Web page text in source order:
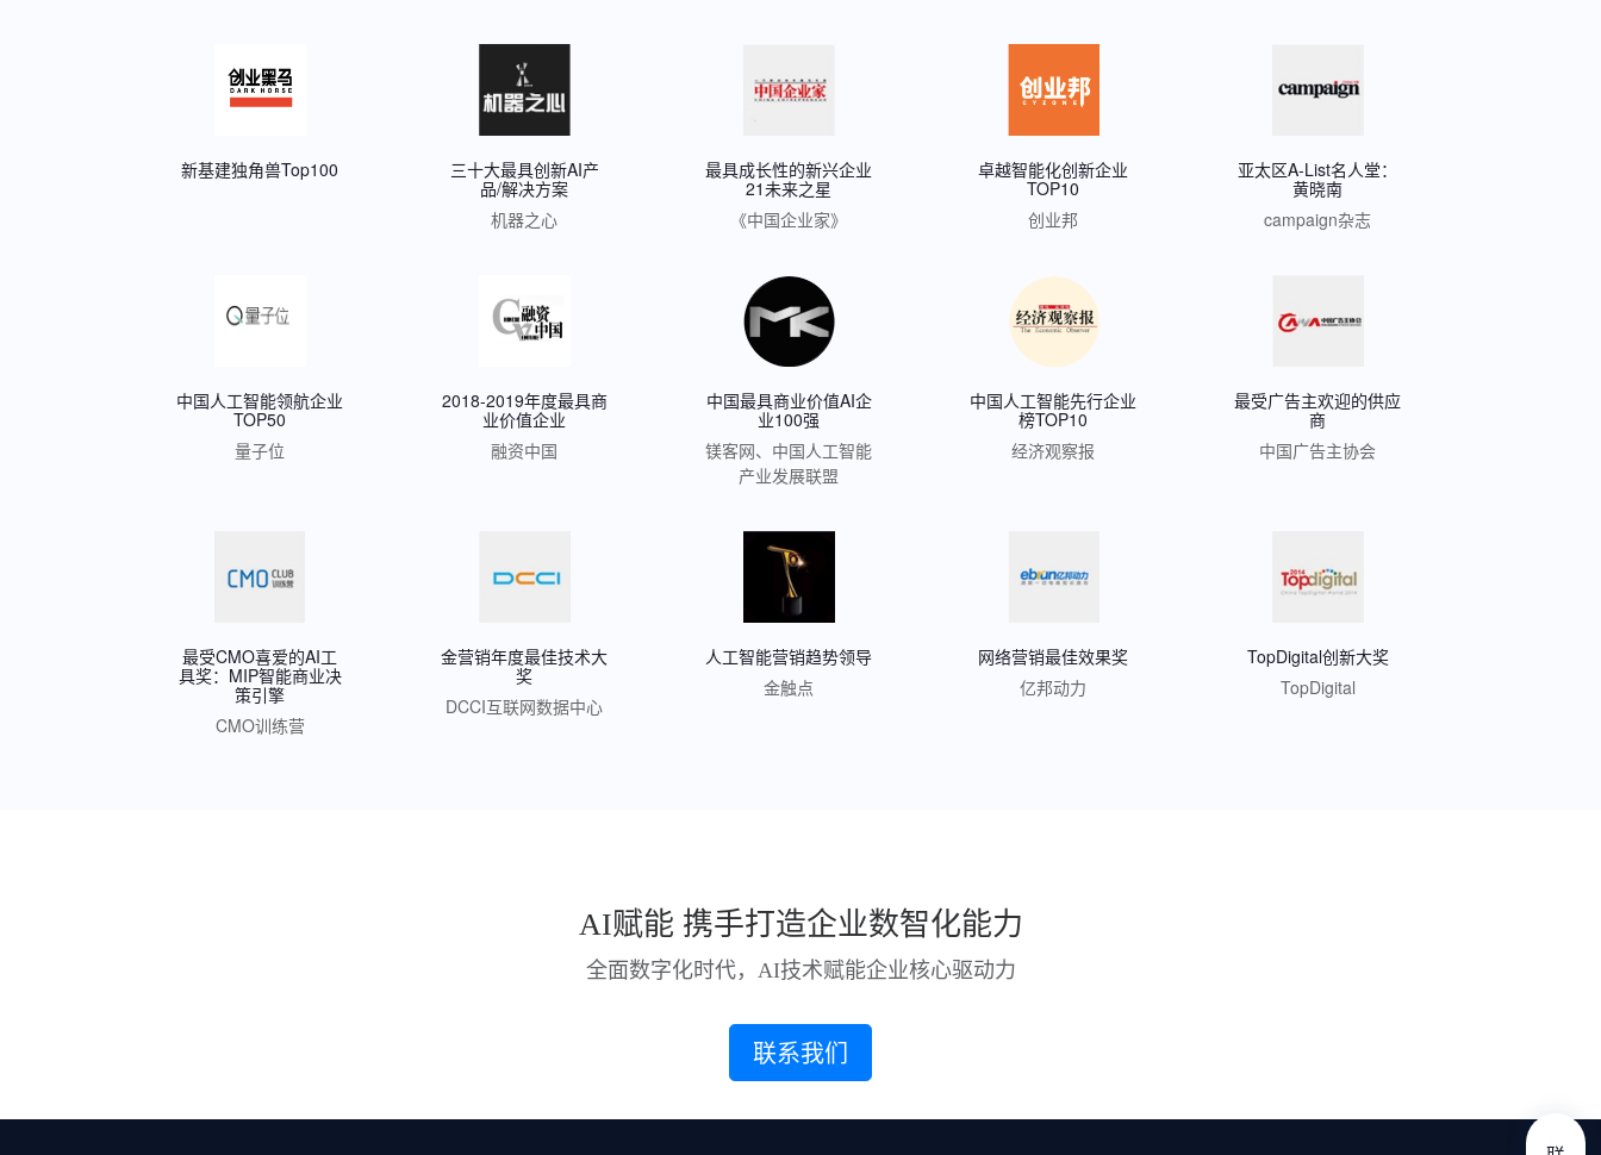
新基建独角兽Top100
三十大最具创新AI产
品/解决方案
机器之心
最具成长性的新兴企业
21未来之星
《中国企业家》
卓越智能化创新企业
TOP10
创业邦
亚太区A-List名人堂：
黄晓南
campaign杂志
中国人工智能领航企业
TOP50
量子位
2018-2019年度最具商
业价值企业
融资中国
中国最具商业价值AI企
业100强
镁客网、中国人工智能
产业发展联盟
中国人工智能先行企业
榜TOP10
经济观察报
最受广告主欢迎的供应
商
中国广告主协会
最受CMO喜爱的AI工
具奖：MIP智能商业决
策引擎
CMO训练营
金营销年度最佳技术大
奖
DCCI互联网数据中心
人工智能营销趋势领导
金触点
网络营销最佳效果奖
亿邦动力
TopDigital创新大奖
TopDigital
AI赋能 携手打造企业数智化能力
全面数字化时代，AI技术赋能企业核心驱动力
联系我们